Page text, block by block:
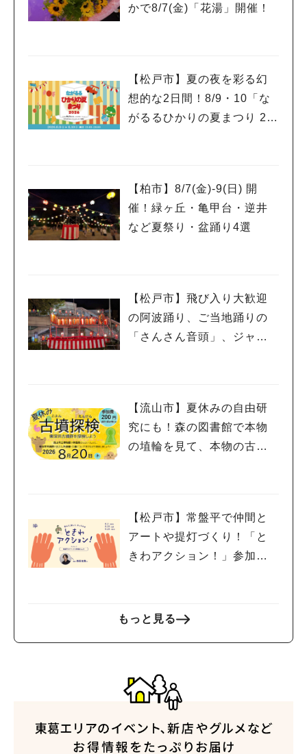
かで8/7(金)「花湯」開催！
【松戸市】夏の夜を彩る幻
想的な2日間！8/9・10「な
がるるひかりの夏まつり 20
【柏市】8/7(金)‐9(日) 開
催！緑ヶ丘・亀甲台・逆井
など夏祭り・盆踊り4選
【松戸市】飛び入り大歓迎
の阿波踊り、ご当地踊りの
「さんさん音頭」、ジャ
【流山市】夏休みの自由研
究にも！森の図書館で本物
の埴輪を見て、本物の古墳
【松戸市】常盤平で仲間と
アートや提灯づくり！「と
きわアクション！」参加者
もっと見る